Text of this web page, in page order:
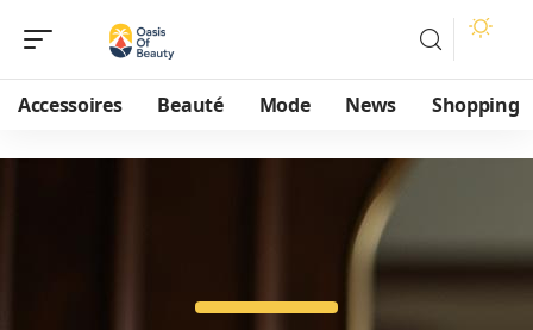
Accessoires Beauté Mode News Shopping